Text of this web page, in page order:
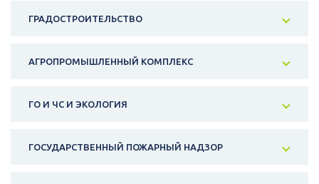
ГРАДОСТРОИТЕЛЬСТВО
АГРОПРОМЫШЛЕННЫЙ КОМПЛЕКС
ГО И ЧС И ЭКОЛОГИЯ
ГОСУДАРСТВЕННЫЙ ПОЖАРНЫЙ НАДЗОР